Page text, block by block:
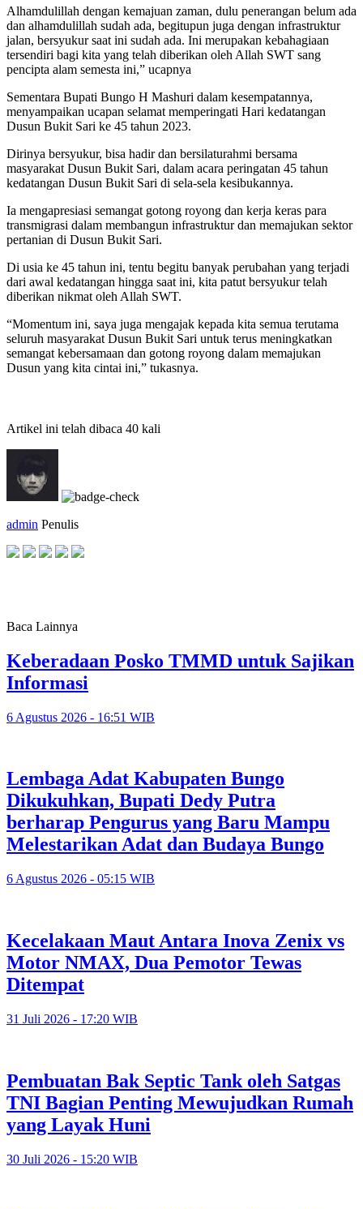
Alhamdulillah dengan kemajuan zaman, dulu penerangan belum ada
dan alhamdulillah sudah ada, begitupun juga dengan infrastruktur
jalan, bersyukur saat ini sudah ada. Ini merupakan kebahagiaan
tersendiri bagi kita yang telah diberikan oleh Allah SWT sang
pencipta alam semesta ini,” ucapnya
Sementara Bupati Bungo H Mashuri dalam kesempatannya,
menyampaikan ucapan selamat memperingati Hari kedatangan
Dusun Bukit Sari ke 45 tahun 2023.
Dirinya bersyukur, bisa hadir dan bersilaturahmi bersama
masyarakat Dusun Bukit Sari, dalam acara peringatan 45 tahun
kedatangan Dusun Bukit Sari di sela-sela kesibukannya.
Ia mengapresiasi semangat gotong royong dan kerja keras para
transmigrasi dalam membangun infrastruktur dan memajukan sektor
pertanian di Dusun Bukit Sari.
Di usia ke 45 tahun ini, tentu begitu banyak perubahan yang terjadi
dari awal kedatangan hingga saat ini, kita patut bersyukur telah
diberikan nikmat oleh Allah SWT.
“Momentum ini, saya juga mengajak kepada kita semua terutama
seluruh masyarakat Dusun Bukit Sari untuk terus meningkatkan
semangat kebersamaan dan gotong royong dalam memajukan
Dusun yang kita cintai ini,” tukasnya.
Artikel ini telah dibaca 40 kali
admin Penulis
Baca Lainnya
Keberadaan Posko TMMD untuk Sajikan
Informasi
6 Agustus 2026 - 16:51 WIB
Lembaga Adat Kabupaten Bungo
Dikukuhkan, Bupati Dedy Putra
berharap Pengurus yang Baru Mampu
Melestarikan Adat dan Budaya Bungo
6 Agustus 2026 - 05:15 WIB
Kecelakaan Maut Antara Inova Zenix vs
Motor NMAX, Dua Pemotor Tewas
Ditempat
31 Juli 2026 - 17:20 WIB
Pembuatan Bak Septic Tank oleh Satgas
TNI Bagian Penting Mewujudkan Rumah
yang Layak Huni
30 Juli 2026 - 15:20 WIB